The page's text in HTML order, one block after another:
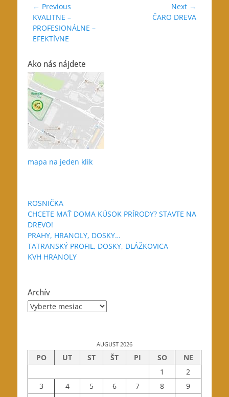
Navigácia
v
článku
← Previous
Previous
post:
KVALITNE –
PROFESIONÁLNE –
EFEKTÍVNE
Next →
ČARO DREVA
Ako nás nájdete
mapa na jeden klik
ROSNIČKA
CHCETE MAŤ DOMA KÚSOK PRÍRODY? STAVTE NA
DREVO!
PRAHY, HRANOLY, DOSKY…
TATRANSKÝ PROFIL, DOSKY, DLÁŽKOVICA
KVH HRANOLY
Archív
Archív
AUGUST 2026
PO UT ST ŠT PI SO
NE
1
2
3
4 5 6 7 8
9